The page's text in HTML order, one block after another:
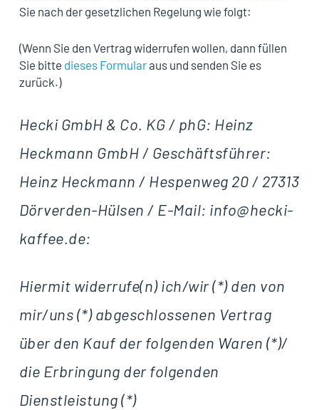
Sie nach der gesetzlichen Regelung wie folgt:
(Wenn Sie den Vertrag widerrufen wollen, dann füllen
Sie bitte dieses Formularaus und senden Sie es
zurück.)
Hecki GmbH & Co. KG / phG: Heinz
Heckmann GmbH / Geschäftsführer:
Heinz Heckmann / Hespenweg 20 / 27313
Dörverden-Hülsen / E-Mail: info@hecki-
kaffee.de:
Hiermit widerrufe(n) ich/wir (*) den von
mir/uns (*) abgeschlossenen Vertrag
über den Kauf der folgenden Waren (*)/
die Erbringung der folgenden
Dienstleistung (*)